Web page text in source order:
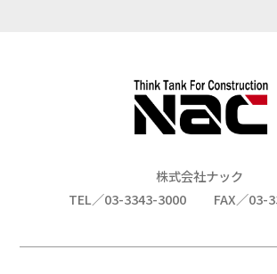
株式会社ナック
TEL／03-3343-3000
FAX／03-